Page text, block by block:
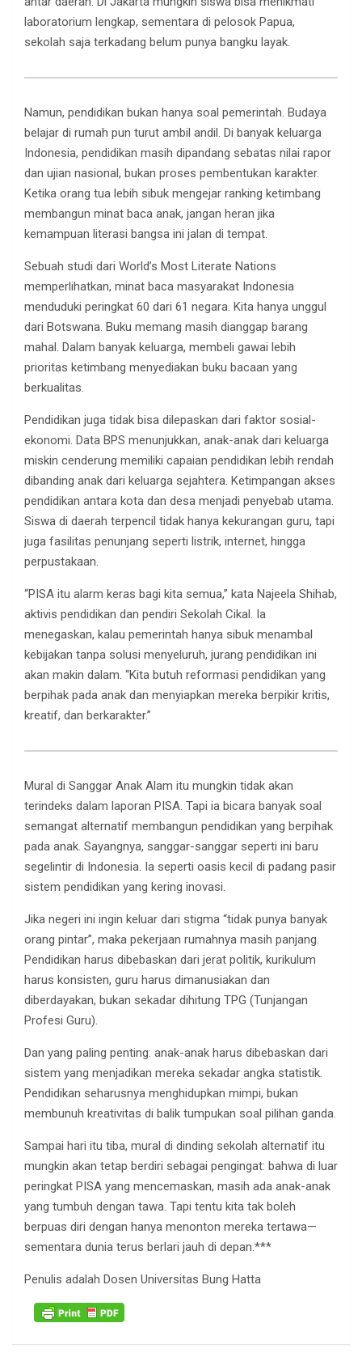
laboratorium lengkap, sementara di pelosok Papua,
sekolah saja terkadang belum punya bangku layak.
Namun, pendidikan bukan hanya soal pemerintah. Budaya
belajar di rumah pun turut ambil andil. Di banyak keluarga
Indonesia, pendidikan masih dipandang sebatas nilai rapor
dan ujian nasional, bukan proses pembentukan karakter.
Ketika orang tua lebih sibuk mengejar ranking ketimbang
membangun minat baca anak, jangan heran jika
kemampuan literasi bangsa ini jalan di tempat.
Sebuah studi dari World’s Most Literate Nations
memperlihatkan, minat baca masyarakat Indonesia
menduduki peringkat 60 dari 61 negara. Kita hanya unggul
dari Botswana. Buku memang masih dianggap barang
mahal. Dalam banyak keluarga, membeli gawai lebih
prioritas ketimbang menyediakan buku bacaan yang
berkualitas.
Pendidikan juga tidak bisa dilepaskan dari faktor sosial-
ekonomi. Data BPS menunjukkan, anak-anak dari keluarga
miskin cenderung memiliki capaian pendidikan lebih rendah
dibanding anak dari keluarga sejahtera. Ketimpangan akses
pendidikan antara kota dan desa menjadi penyebab utama.
Siswa di daerah terpencil tidak hanya kekurangan guru, tapi
juga fasilitas penunjang seperti listrik, internet, hingga
perpustakaan.
“PISA itu alarm keras bagi kita semua,” kata Najeela Shihab,
aktivis pendidikan dan pendiri Sekolah Cikal. Ia
menegaskan, kalau pemerintah hanya sibuk menambal
kebijakan tanpa solusi menyeluruh, jurang pendidikan ini
akan makin dalam. “Kita butuh reformasi pendidikan yang
berpihak pada anak dan menyiapkan mereka berpikir kritis,
kreatif, dan berkarakter.”
Mural di Sanggar Anak Alam itu mungkin tidak akan
terindeks dalam laporan PISA. Tapi ia bicara banyak soal
semangat alternatif membangun pendidikan yang berpihak
pada anak. Sayangnya, sanggar-sanggar seperti ini baru
segelintir di Indonesia. Ia seperti oasis kecil di padang pasir
sistem pendidikan yang kering inovasi.
Jika negeri ini ingin keluar dari stigma “tidak punya banyak
orang pintar”, maka pekerjaan rumahnya masih panjang.
Pendidikan harus dibebaskan dari jerat politik, kurikulum
harus konsisten, guru harus dimanusiakan dan
diberdayakan, bukan sekadar dihitung TPG (Tunjangan
Profesi Guru).
Dan yang paling penting: anak-anak harus dibebaskan dari
sistem yang menjadikan mereka sekadar angka statistik.
Pendidikan seharusnya menghidupkan mimpi, bukan
membunuh kreativitas di balik tumpukan soal pilihan ganda.
Sampai hari itu tiba, mural di dinding sekolah alternatif itu
mungkin akan tetap berdiri sebagai pengingat: bahwa di luar
peringkat PISA yang mencemaskan, masih ada anak-anak
yang tumbuh dengan tawa. Tapi tentu kita tak boleh
berpuas diri dengan hanya menonton mereka tertawa—
sementara dunia terus berlari jauh di depan.***
Penulis adalah Dosen Universitas Bung Hatta